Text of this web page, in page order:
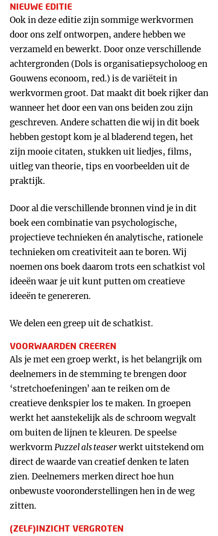
NIEUWE EDITIE
Ook in deze editie zijn sommige werkvormen
door ons zelf ontworpen, andere hebben we
verzameld en bewerkt. Door onze verschillende
achtergronden (Dols is organisatiepsycholoog en
Gouwens econoom, red.) is de variëteit in
werkvormen groot. Dat maakt dit boek rijker dan
wanneer het door een van ons beiden zou zijn
geschreven. Andere schatten die wij in dit boek
hebben gestopt kom je al bladerend tegen, het
zijn mooie citaten, stukken uit liedjes, films,
uitleg van theorie, tips en voorbeelden uit de
praktijk.
Door al die verschillende bronnen vind je in dit
boek een combinatie van psychologische,
projectieve technieken én analytische, rationele
technieken om creativiteit aan te boren. Wij
noemen ons boek daarom trots een schatkist vol
ideeën waar je uit kunt putten om creatieve
ideeën te genereren.
We delen een greep uit de schatkist.
VOORWAARDEN CREEREN
Als je met een groep werkt, is het belangrijk om
deelnemers in de stemming te brengen door
‘stretchoefeningen’ aan te reiken om de
creatieve denkspier los te maken. In groepen
werkt het aanstekelijk als de schroom wegvalt
om buiten de lijnen te kleuren. De speelse
werkvormPuzzel als teaserwerkt uitstekend om
direct de waarde van creatief denken te laten
zien. Deelnemers merken direct hoe hun
onbewuste vooronderstellingen hen in de weg
zitten.
(ZELF)INZICHT VERGROTEN